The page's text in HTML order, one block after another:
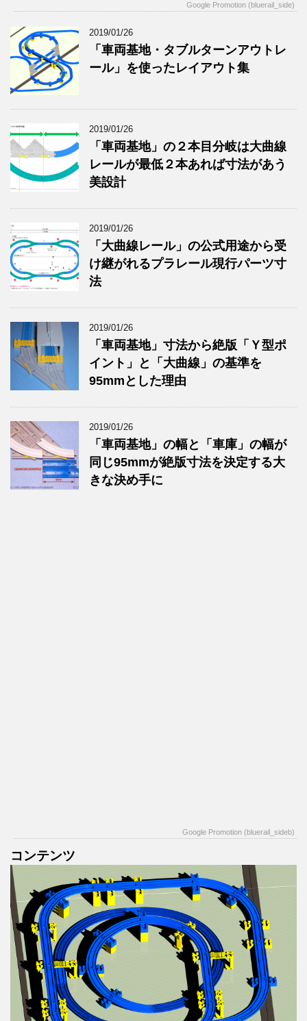
Google Promotion (bluerail_side)
2019/01/26
「車両基地・タブルターンアウトレ
ール」を使ったレイアウト集
2019/01/26
「車両基地」の２本目分岐は大曲線
レールが最低２本あれば寸法があう
美設計
2019/01/26
「大曲線レール」の公式用途から受
け継がれるプラレール現行パーツ寸
法
2019/01/26
「車両基地」寸法から絶版「Ｙ型ポ
イント」と「大曲線」の基準を
95mmとした理由
2019/01/26
「車両基地」の幅と「車庫」の幅が
同じ95mmが絶版寸法を決定する大
きな決め手に
Google Promotion (bluerail_sideb)
コンテンツ